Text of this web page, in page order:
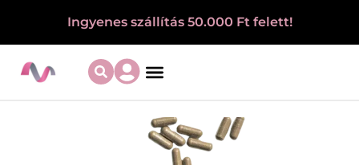
Ingyenes szállítás 50.000 Ft felett!